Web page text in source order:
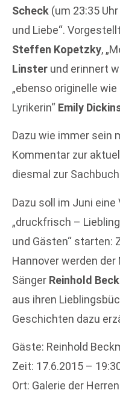
Scheck (um 23:35
und Liebe“.
Steffen Kopetzky,
Linster und erinnert
„ebenso originelle
Lyrikerin“ Emily
Dazu wie immer sein
Kommentar zur
diesmal zur
Dazu soll im Juni
„druckfrisch –
und Gästen“ starten:
Hannover werden
Sänger Reinhold
aus ihren
Geschichten dazu
Gäste: Reinhold
Zeit: 17.6.2015 –
Ort: Galerie der